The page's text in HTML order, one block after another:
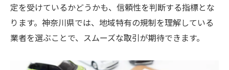
定を受けているかどうかも、信頼性を判断する指標とな
ります。神奈川県では、地域特有の規制を理解している
業者を選ぶことで、スムーズな取引が期待できます。